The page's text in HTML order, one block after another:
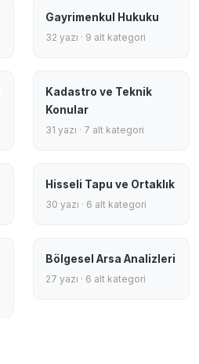
Gayrimenkul Hukuku
32 yazı · 9 alt kategori
Kadastro ve Teknik
Konular
31 yazı · 7 alt kategori
Hisseli Tapu ve Ortaklık
30 yazı · 6 alt kategori
Bölgesel Arsa Analizleri
27 yazı · 6 alt kategori